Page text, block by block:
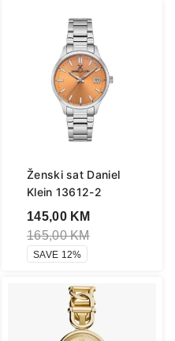
Ženski sat Daniel
Klein 13612-2
145,00 KM
165,00KM
SAVE 12%